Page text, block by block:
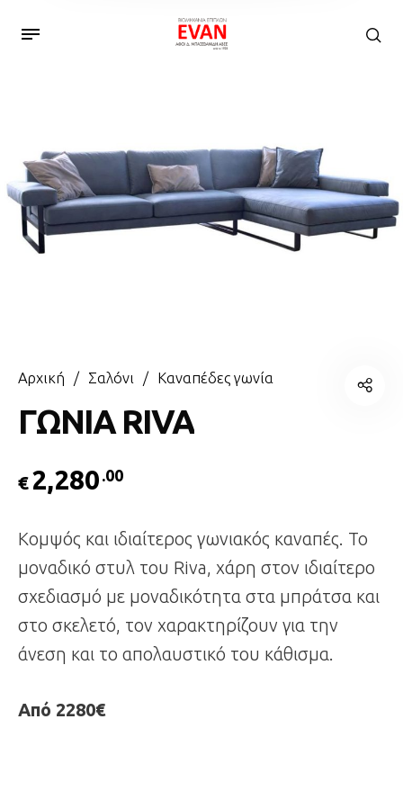
Αρχική / Σαλόνι / Καναπέδες γωνία
ΓΩΝΙΑ RIVA
€2,280 .00
Κομψός και ιδιαίτερος γωνιακός καναπές. Το
μοναδικό στυλ του Riva, χάρη στον ιδιαίτερο
σχεδιασμό με μοναδικότητα στα μπράτσα και
στο σκελετό, τον χαρακτηρίζουν για την
άνεση και το απολαυστικό του κάθισμα.
Από 2280€